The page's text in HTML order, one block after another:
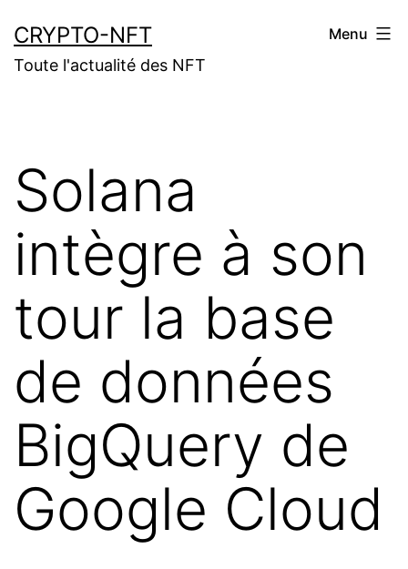
au
contenu
CRYPTO-NFT
Toute l'actualité des NFT
Menu
Solana
intègre à son
tour la base
de données
BigQuery de
Google Cloud